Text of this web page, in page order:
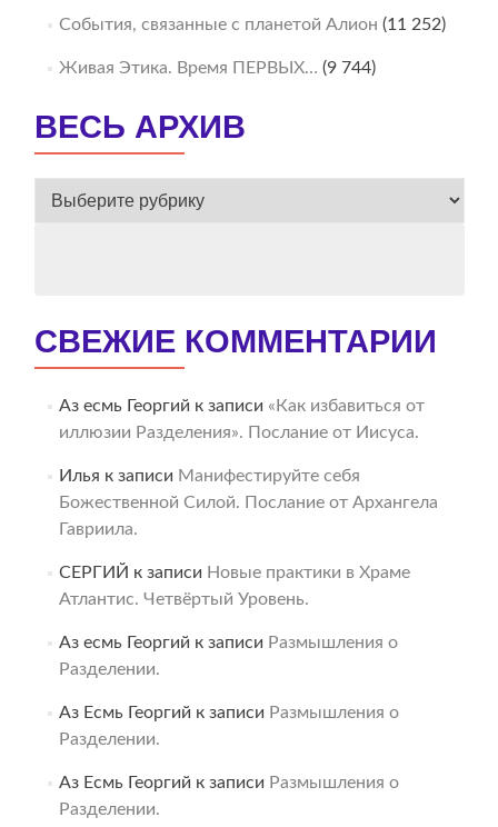
События, связанные с планетой Алион (11 252)
Живая Этика. Время ПЕРВЫХ… (9 744)
ВЕСЬ АРХИВ
ВЕСЬ
СВЕЖИЕ КОММЕНТАРИИ
Аз есмь Георгий к записи «Как избавиться от
иллюзии Разделения». Послание от Иисуса.
Илья к записи Манифестируйте себя
Божественной Силой. Послание от Архангела
Гавриила.
СЕРГИЙ к записи Новые практики в Храме
Атлантис. Четвёртый Уровень.
Аз есмь Георгий к записи Размышления о
Разделении.
Аз Есмь Георгий к записи Размышления о
Разделении.
Аз Есмь Георгий к записи Размышления о
Разделении.